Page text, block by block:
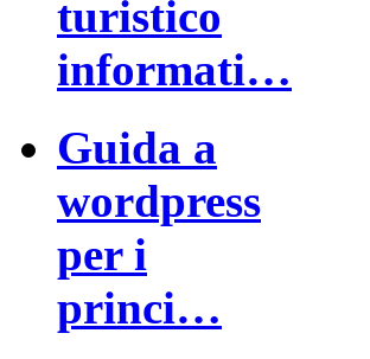
turistico
informati…
Guida a
wordpress
per i
princi…